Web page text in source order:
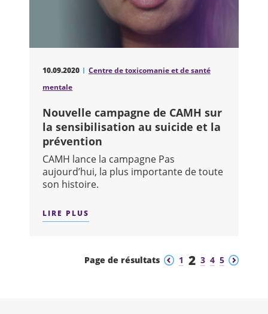
10.09.2020
Centre de toxicomanie et de santé
mentale
Nouvelle campagne de CAMH sur
la sensibilisation au suicide et la
prévention
CAMH lance la campagne Pas
aujourd’hui, la plus importante de toute
son histoire.
LIRE PLUS
Page de résultats Précédent
1 2 3 4 5 Suivant